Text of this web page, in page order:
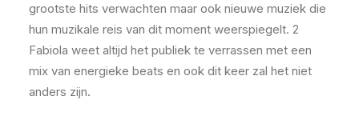
grootste hits verwachten maar ook nieuwe muziek die
hun muzikale reis van dit moment weerspiegelt. 2
Fabiola weet altijd het publiek te verrassen met een
mix van energieke beats en ook dit keer zal het niet
anders zijn.